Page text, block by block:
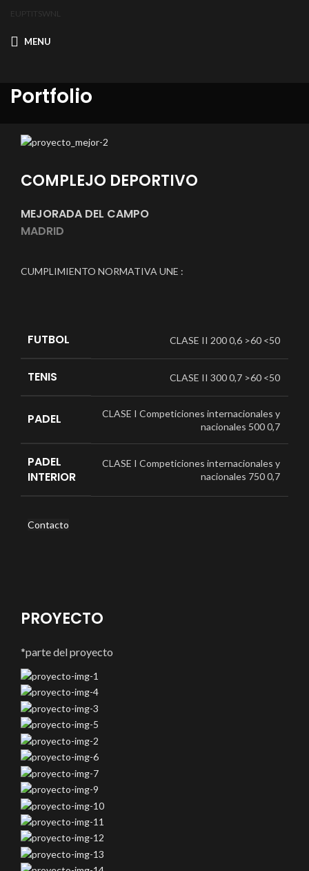
EU PT IT SW NL
MENU
Portfolio
COMPLEJO DEPORTIVO
MEJORADA DEL CAMPO
MADRID
CUMPLIMIENTO NORMATIVA UNE :
FUTBOL CLASE II 200 0,6 >60 <50
TENIS CLASE II 300 0,7 >60 <50
PADEL
CLASE I Competiciones internacionales y
nacionales 500 0,7
PADEL
INTERIOR
CLASE I Competiciones internacionales y
nacionales 750 0,7
Contacto
PROYECTO
*parte del proyecto